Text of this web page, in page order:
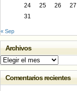
24
25 26 27
31
« Sep
Archivos
Archivos
Comentarios recientes